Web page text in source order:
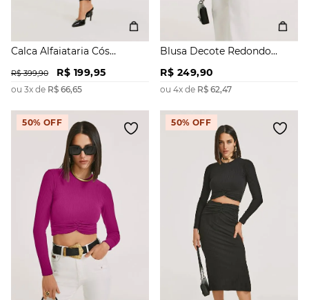
Calca Alfaiataria Cós
Lateral
R$ 399,90 R$ 199,95
ou 3x de R$ 66,65
Blusa Decote Redondo
R$ 249,90
ou 4x de R$ 62,47
50% OFF 50% OFF